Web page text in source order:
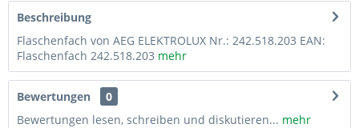
Beschreibung
Flaschenfach von AEG ELEKTROLUX Nr.: 242.518.203 EAN:
Flaschenfach 242.518.203 mehr
Bewertungen
0
Bewertungen lesen, schreiben und diskutieren... mehr